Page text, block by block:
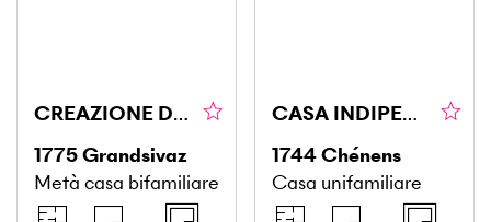
CREAZIONE DI DUE VILLE CONTEMPORANEE - VILLA B
1775Grandsivaz
Metà casa bifamiliare
CASA INDIPENDENTE CON GIARDINO
1744Chénens
Casa unifamiliare